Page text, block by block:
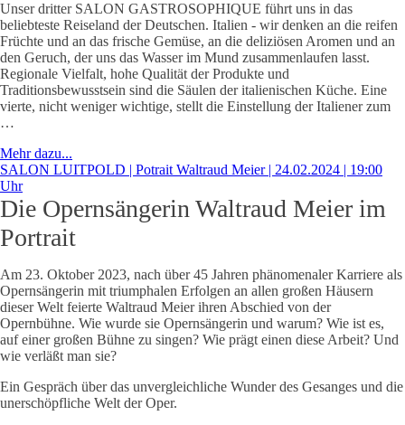
Unser dritter SALON GASTROSOPHIQUE führt uns in das
beliebteste Reiseland der Deutschen. Italien - wir denken an die reifen
Früchte und an das frische Gemüse, an die deliziösen Aromen und an
den Geruch, der uns das Wasser im Mund zusammenlaufen lasst.
Regionale Vielfalt, hohe Qualität der Produkte und
Traditionsbewusstsein sind die Säulen der italienischen Küche. Eine
vierte, nicht weniger wichtige, stellt die Einstellung der Italiener zum
…
Mehr dazu...
SALON LUITPOLD | Potrait Waltraud Meier | 24.02.2024 | 19:00
Uhr
Die Opernsängerin Waltraud Meier im
Portrait
Am 23. Oktober 2023, nach über 45 Jahren phänomenaler Karriere als
Opernsängerin mit triumphalen Erfolgen an allen großen Häusern
dieser Welt feierte Waltraud Meier ihren Abschied von der
Opernbühne. Wie wurde sie Opernsängerin und warum? Wie ist es,
auf einer großen Bühne zu singen? Wie prägt einen diese Arbeit? Und
wie verläßt man sie?
Ein Gespräch über das unvergleichliche Wunder des Gesanges und die
unerschöpfliche Welt der Oper.